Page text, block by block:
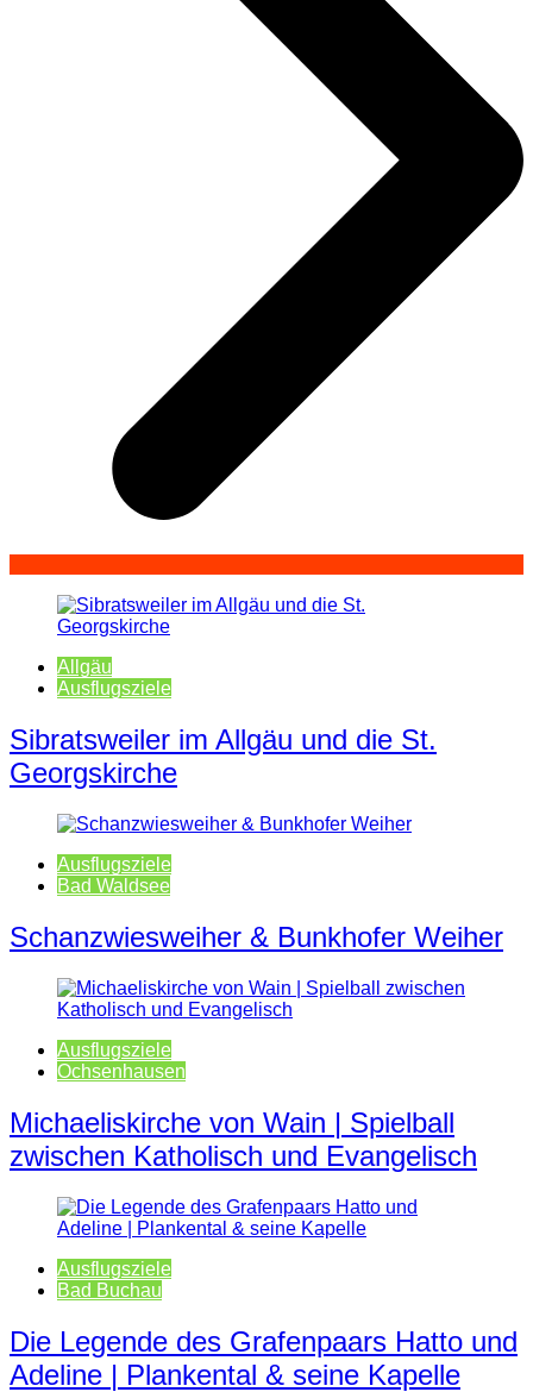
Allgäu
Ausflugsziele
Sibratsweiler im Allgäu und die St.
Georgskirche
Ausflugsziele
Bad Waldsee
Schanzwiesweiher & Bunkhofer Weiher
Ausflugsziele
Ochsenhausen
Michaeliskirche von Wain | Spielball
zwischen Katholisch und Evangelisch
Ausflugsziele
Bad Buchau
Die Legende des Grafenpaars Hatto und
Adeline | Plankental & seine Kapelle